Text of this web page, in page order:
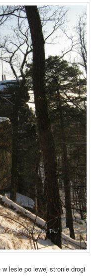
w lesie po lewej stronie drogi